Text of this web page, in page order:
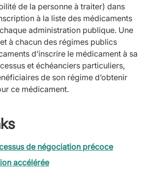
de la personne à traiter) dans
à la liste des médicaments
administration publique. Une
à chacun des régimes publics
d’inscrire le médicament à sa
et échéanciers particuliers,
de son régime d’obtenir
ce médicament.
de négociation précoce
accélérée